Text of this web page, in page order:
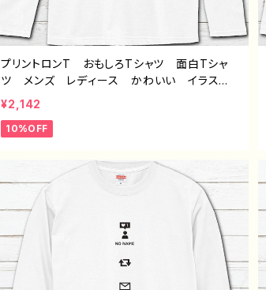
プリントロンT おもしろTシャツ 面白Tシャ
ツ メンズ レディース かわいい イラス
ト パンダ 動物 ゆるかわ おすすめ 個性
的 面白い ユニーク ゆるい ネタ系 人
気 イラストレーター 絵師 クリエイター
ザイン グッズ 悪いことを言うパンダ タイト
ル：もしもし悪パンダ 作：こさつね G-6
¥2,142
10%OFF